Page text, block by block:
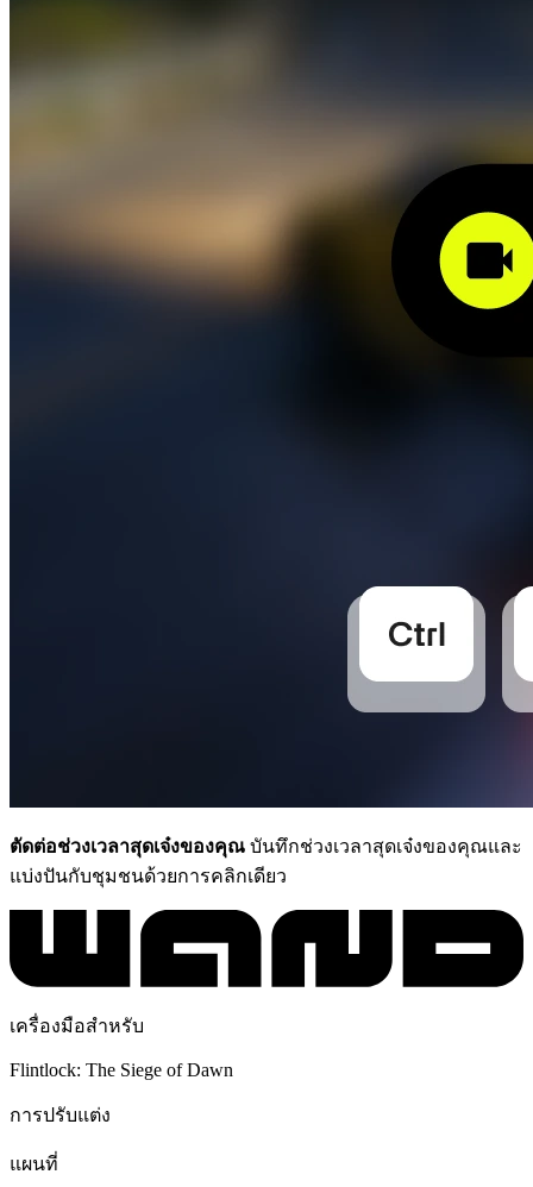
ตัดต่อช่วงเวลาสุดเจ๋งของคุณ บันทึกช่วงเวลาสุดเจ๋งของคุณและ
แบ่งปันกับชุมชนด้วยการคลิกเดียว
เครื่องมือสำหรับ
Flintlock: The Siege of Dawn
การปรับแต่ง
แผนที่